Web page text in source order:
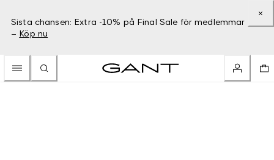
Sista chansen: Extra -10% på Final Sale för medlemmar
– Köp nu